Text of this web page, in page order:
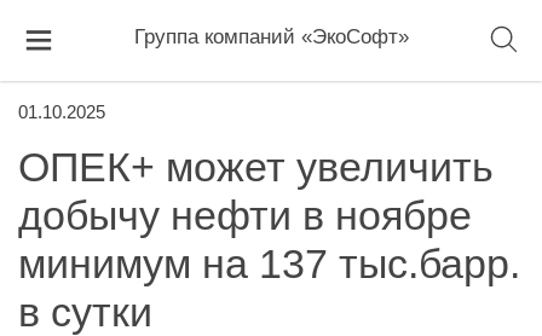
Группа компаний «ЭкоСофт»
01.10.2025
ОПЕК+ может увеличить
добычу нефти в ноябре
минимум на 137 тыс.барр.
в сутки